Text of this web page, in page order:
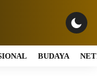
BUDAYA